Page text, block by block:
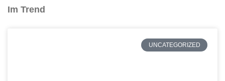
Im Trend
UNCATEGORIZED